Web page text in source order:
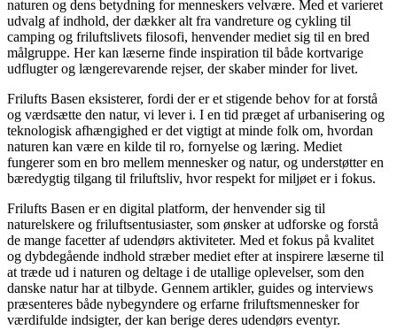
naturen og dens betydning for menneskers velvære. Med et varieret
udvalg af indhold, der dækker alt fra vandreture og cykling til
camping og friluftslivets filosofi, henvender mediet sig til en bred
målgruppe. Her kan læserne finde inspiration til både kortvarige
udflugter og længerevarende rejser, der skaber minder for livet.
Frilufts Basen eksisterer, fordi der er et stigende behov for at forstå
og værdsætte den natur, vi lever i. I en tid præget af urbanisering og
teknologisk afhængighed er det vigtigt at minde folk om, hvordan
naturen kan være en kilde til ro, fornyelse og læring. Mediet
fungerer som en bro mellem mennesker og natur, og understøtter en
bæredygtig tilgang til friluftsliv, hvor respekt for miljøet er i fokus.
Frilufts Basen er en digital platform, der henvender sig til
naturelskere og friluftsentusiaster, som ønsker at udforske og forstå
de mange facetter af udendørs aktiviteter. Med et fokus på kvalitet
og dybdegående indhold stræber mediet efter at inspirere læserne til
at træde ud i naturen og deltage i de utallige oplevelser, som den
danske natur har at tilbyde. Gennem artikler, guides og interviews
præsenteres både nybegyndere og erfarne friluftsmennesker for
værdifulde indsigter, der kan berige deres udendørs eventyr.